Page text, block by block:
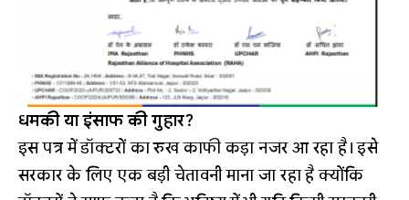
धमकी या इंसाफ की गुहार?
इस पत्र में डॉक्टरों का रुख काफी कड़ा नजर आ रहा है। इसे
सरकार के लिए एक बड़ी चेतावनी माना जा रहा है क्योंकि